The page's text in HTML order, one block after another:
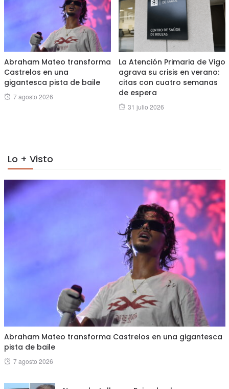
Abraham Mateo transforma
Castrelos en una
gigantesca pista de baile
Posted
7 agosto 2026
La Atención Primaria de Vigo
agrava su crisis en verano:
citas con cuatro semanas
de espera
Posted
31 julio 2026
Lo + Visto
Abraham Mateo transforma Castrelos en una gigantesca
pista de baile
Posted
7 agosto 2026